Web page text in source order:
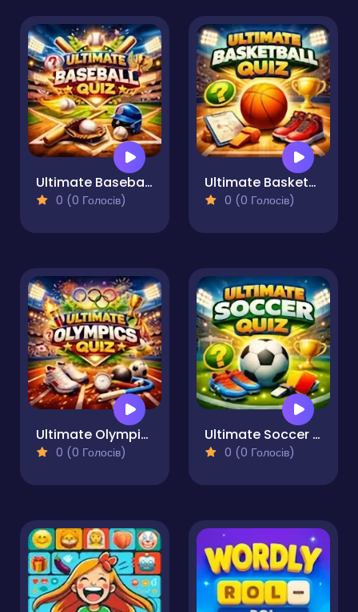
Ultimate Baseball Quiz
0 (0 Голосів)
Ultimate Basketball Quiz
0 (0 Голосів)
Ultimate Olympics Quiz
0 (0 Голосів)
Ultimate Soccer Quiz
0 (0 Голосів)